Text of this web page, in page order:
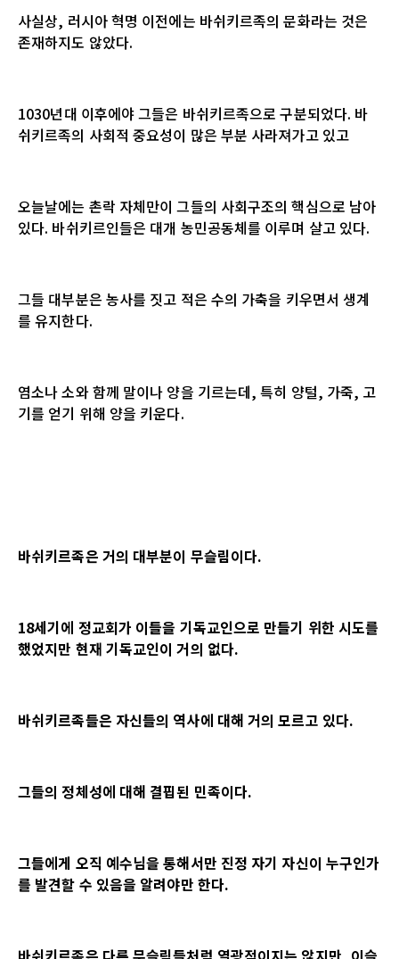
사실상, 러시아 혁명 이전에는 바쉬키르족의 문화라는 것은
존재하지도 않았다.
1030년대 이후에야 그들은 바쉬키르족으로 구분되었다. 바
쉬키르족의 사회적 중요성이 많은 부분 사라져가고 있고
오늘날에는 촌락 자체만이 그들의 사회구조의 핵심으로 남아
있다. 바쉬키르인들은 대개 농민공동체를 이루며 살고 있다.
그들 대부분은 농사를 짓고 적은 수의 가축을 키우면서 생계
를 유지한다.
염소나 소와 함께 말이나 양을 기르는데, 특히 양털, 가죽, 고
기를 얻기 위해 양을 키운다.
바쉬키르족은 거의 대부분이 무슬림이다.
18세기에 정교회가 이들을 기독교인으로 만들기 위한 시도를
했었지만 현재 기독교인이 거의 없다.
바쉬키르족들은 자신들의 역사에 대해 거의 모르고 있다.
그들의 정체성에 대해 결핍된 민족이다.
그들에게 오직 예수님을 통해서만 진정 자기 자신이 누구인가
를 발견할 수 있음을 알려야만 한다.